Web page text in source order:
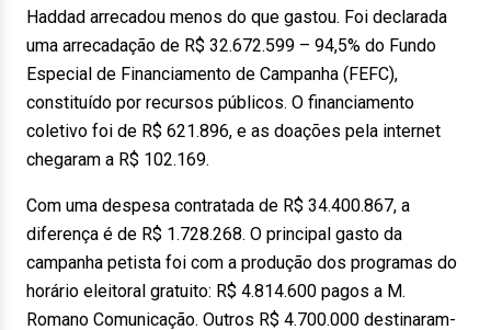
Haddad arrecadou menos do que gastou. Foi declarada
uma arrecadação de R$ 32.672.599 – 94,5% do Fundo
Especial de Financiamento de Campanha (FEFC),
constituído por recursos públicos. O financiamento
coletivo foi de R$ 621.896, e as doações pela internet
chegaram a R$ 102.169.
Com uma despesa contratada de R$ 34.400.867, a
diferença é de R$ 1.728.268. O principal gasto da
campanha petista foi com a produção dos programas do
horário eleitoral gratuito: R$ 4.814.600 pagos a M.
Romano Comunicação. Outros R$ 4.700.000 destinaram-